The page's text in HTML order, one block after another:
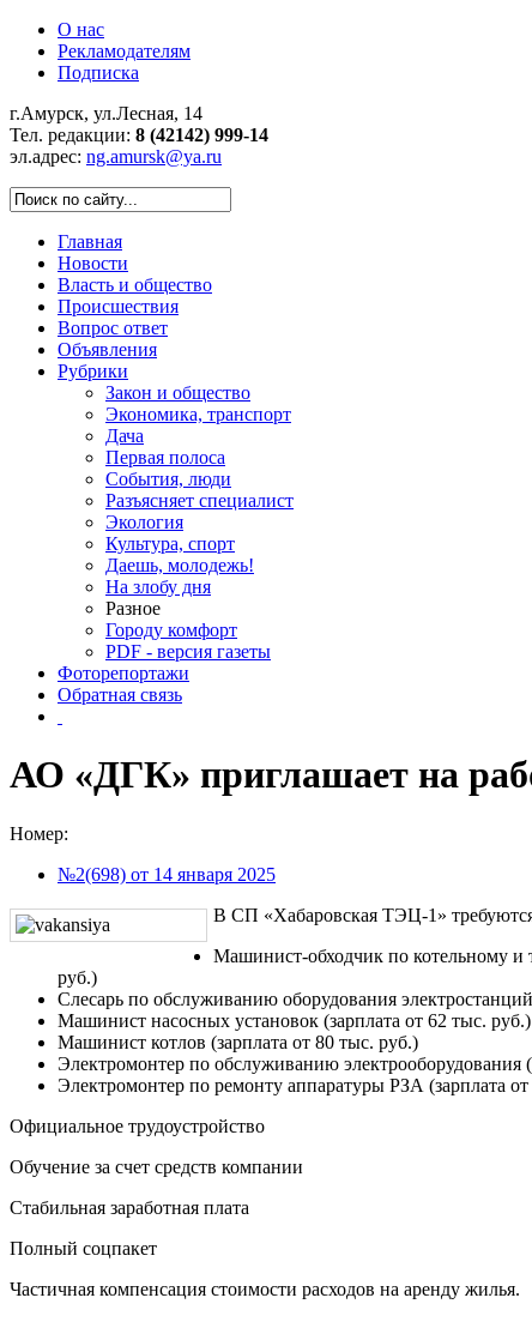
О нас
Рекламодателям
Подписка
г.Амурск, ул.Лесная, 14
Тел. редакции: 8 (42142) 999-14
эл.адрес: ng.amursk@ya.ru
Главная
Новости
Власть и общество
Происшествия
Вопрос ответ
Объявления
Рубрики
Закон и общество
Экономика, транспорт
Дача
Первая полоса
События, люди
Разъясняет специалист
Экология
Культура, спорт
Даешь, молодежь!
На злобу дня
Разное
Городу комфорт
PDF - версия газеты
Фоторепортажи
Обратная связь
АО «ДГК» приглашает на
Номер:
№2(698) от 14 января 2025
В СП «Хабаровская ТЭЦ-1»
Машинист-обходчик по котельному и
руб.)
Слесарь по обслуживанию оборудования
Машинист насосных установок (зарплата от 62 тыс. руб.)
Машинист котлов (зарплата от 80 тыс. руб.)
Электромонтер по обслуживанию электрооборудования
Электромонтер по ремонту аппаратуры РЗА (зарплата
Официальное трудоустройство
Обучение за счет средств компании
Стабильная заработная плата
Полный соцпакет
Частичная компенсация стоимости расходов на аренду жилья.